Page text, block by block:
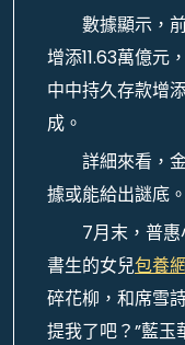
數據顯示，前
增添11.63萬億元
中中持久存款增
成。
詳細來看，金
據或能給出謎底。
7月末，普惠
書生的女兒包養網
碎花柳，和席雪
提我了吧？”藍玉